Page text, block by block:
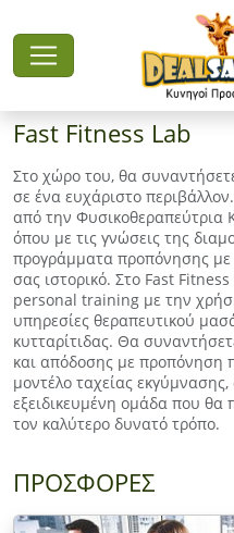
Fast Fitness Lab
Στο χώρο του, θα
σε ένα ευχάριστο
από την
όπου με τις γνώσεις της
προγράμματα προπόνησης με
σας ιστορικό. Στο Fast
personal training με την
υπηρεσίες θεραπευτικού
κυτταρίτιδας. Θα
και απόδοσης με προπόνηση
μοντέλο ταχείας
εξειδικευμένη ομάδα που θα
τον καλύτερο δυνατό τρόπο.
ΠΡΟΣΦΟΡΕΣ